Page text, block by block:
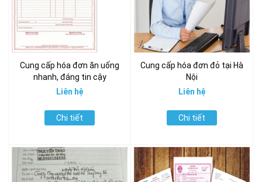
Cung cấp hóa đơn ăn uống
nhanh, đáng tin cậy
Liên hệ
Chi tiết
Cung cấp hóa đơn đỏ tại Hà
Nội
Liên hệ
Chi tiết